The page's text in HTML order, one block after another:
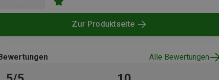
Zur Produktseite
Alle Bewertungen